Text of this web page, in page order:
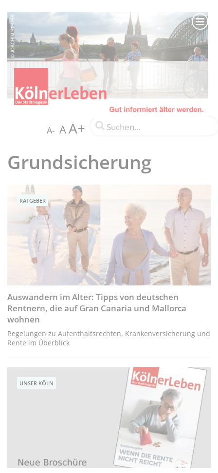
A- AA+
Grundsicherung
RATGEBER
Auswandern im Alter: Tipps von deutschen
Rentnern, die auf Gran Canaria und Mallorca
wohnen
Regelungen zu Aufenthaltsrechten, Krankenversicherung und
Rente im Überblick
UNSER KÖLN